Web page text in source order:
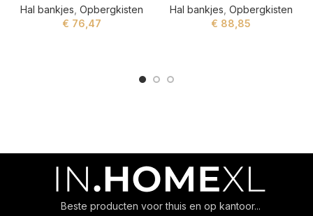
Hal bankjes Opbergkisten
€ 76,47
Hal bankjes Opbergkisten
€ 88,85
Beste producten voor thuis en op kantoor...